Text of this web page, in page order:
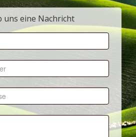
uns eine Nachricht